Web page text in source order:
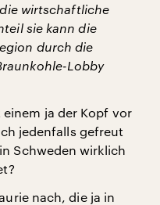
wirtschaftliche
sie kann die
durch die
Lobby
ja der Kopf vor
jedenfalls gefreut
Schweden wirklich
nach, die ja in